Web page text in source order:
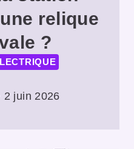
relique
?
2 juin 2026